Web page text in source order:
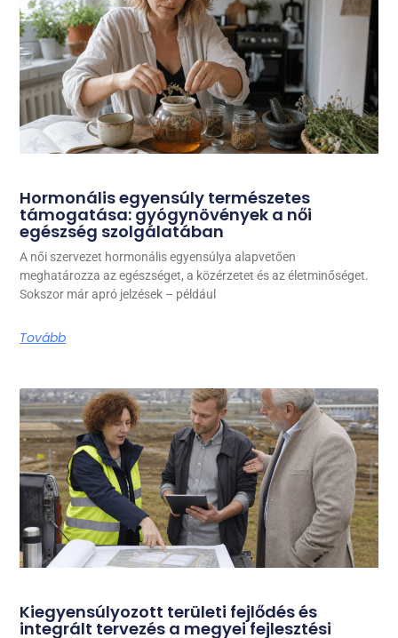
Hormonális egyensúly természetes
támogatása: gyógynövények a női
egészség szolgálatában
A női szervezet hormonális egyensúlya alapvetően
meghatározza az egészséget, a közérzetet és az életminőséget.
Sokszor már apró jelzések – például
Tovább
Kiegyensúlyozott területi fejlődés és
integrált tervezés a megyei fejlesztési